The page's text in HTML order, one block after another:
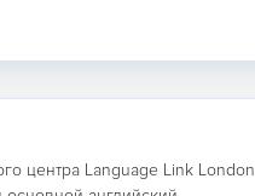
центра Language Link London